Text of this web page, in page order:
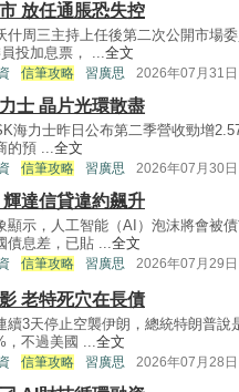
放任通脹恐失控
什周三主持上任後第二次公開市場
投加息票， ...全文
信筆攻略 習廣思 2026年07月31日
士 晶片光環散盡
海力士昨日公布第二季營收勁增
的預 ...全文
信筆攻略 習廣思 2026年07月30日
達信貸違約飆升
顯示，人工智能（AI）泡沫將會被
債息差，已貼 ...全文
信筆攻略 習廣思 2026年07月29日
老特死穴在長債
續3天停止空襲伊朗，總統特朗普
，不過美國 ...全文
信筆攻略 習廣思 2026年07月28日